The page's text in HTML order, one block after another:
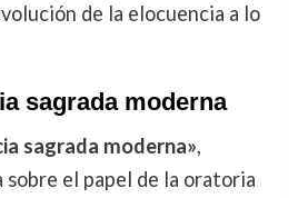
de la elocuencia a lo
sagrada moderna
sagrada moderna»,
el papel de la oratoria